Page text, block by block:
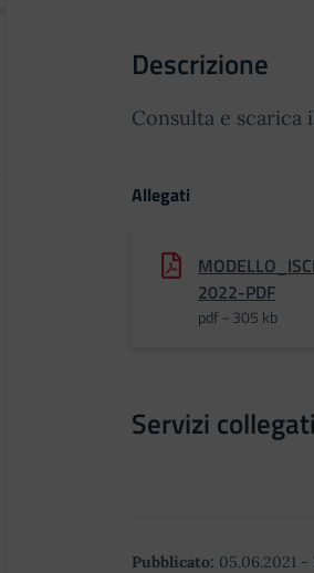
Descrizione
Consulta e
Allegati
2022-PDF
pdf - 305 kb
Servizi collegati
Pubblicato: 05.06.2021 -